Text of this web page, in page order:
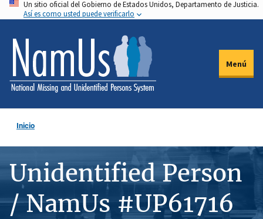
Pasar
al
contenido
principal
Un sitio oficial del Gobierno de Estados Unidos, Departamento de Justicia.
Así es como usted puede verificarlo
Menú
Inicio
Unidentified Person
/ NamUs #UP61716